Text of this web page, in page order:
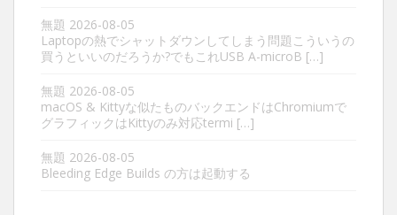
無題 2026-08-05
Laptopの熱でシャットダウンしてしまう問題こういうの
買うといいのだろうか?でもこれUSB A-microB […]
無題 2026-08-05
macOS & Kittyな似たものバックエンドはChromiumで
グラフィックはKittyのみ対応termi […]
無題 2026-08-05
Bleeding Edge Builds の方は起動する